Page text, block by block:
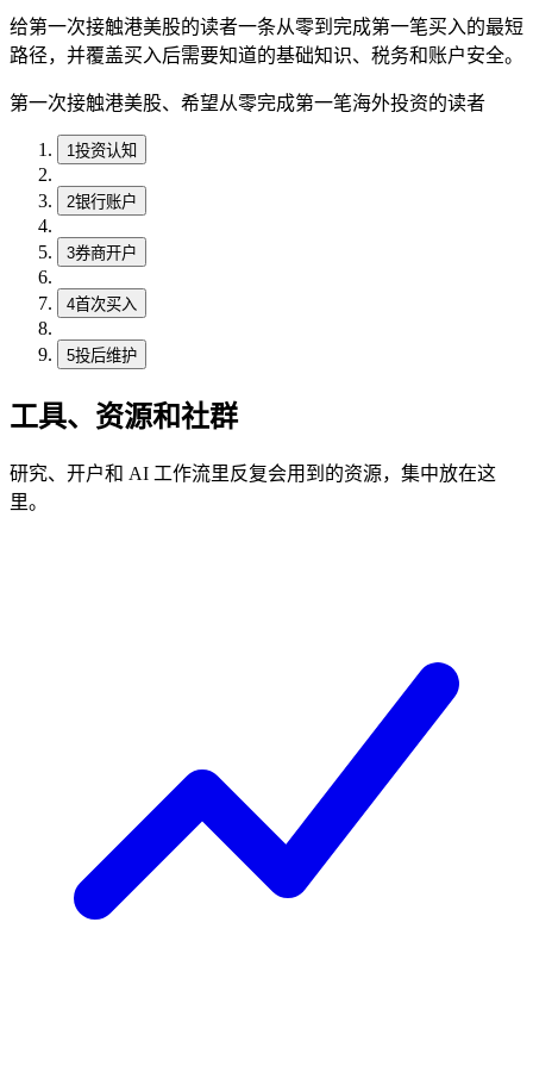
给第一次接触港美股的读者一条从零到完成第一笔买入的最短
路径，并覆盖买入后需要知道的基础知识、税务和账户安全。
第一次接触港美股、希望从零完成第一笔海外投资的读者
1投资认知
2银行账户
3券商开户
4首次买入
5投后维护
工具、资源和社群
研究、开户和 AI 工作流里反复会用到的资源，集中放在这
里。